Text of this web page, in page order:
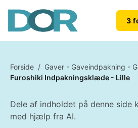
3
Forside / Gaver - Gaveindpakning -
Furoshiki Indpakningsklæde - Lille
Dele af indholdet på denne side
med hjælp fra AI.